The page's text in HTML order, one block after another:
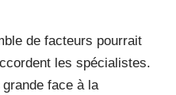
de facteurs pourrait
les spécialistes.
face à la